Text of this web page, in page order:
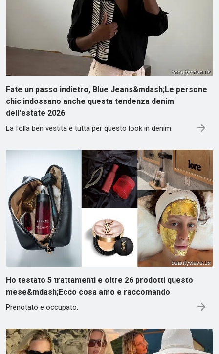
Fate un passo indietro, Blue Jeans&mdash;Le persone
chic indossano anche questa tendenza denim
dell'estate 2026
La folla ben vestita è tutta per questo look in denim.
Ho testato 5 trattamenti e oltre 26 prodotti questo
mese&mdash;Ecco cosa amo e raccomando
Prenotato e occupato.